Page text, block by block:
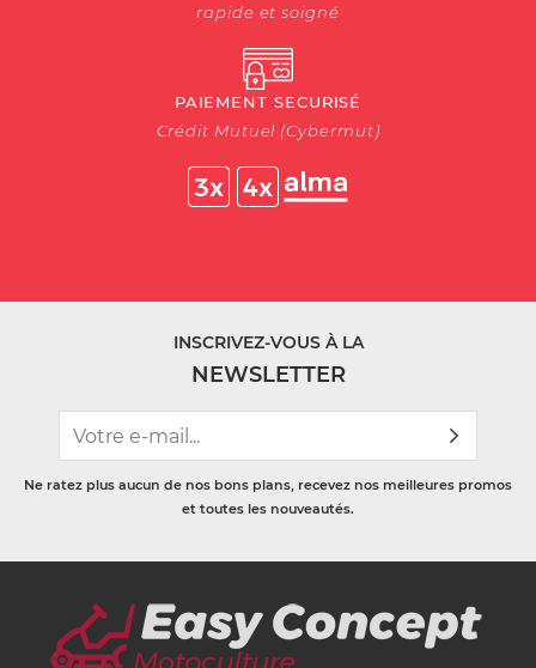
rapide et soigné
PAIEMENT SECURISÉ
Crédit Mutuel (Cybermut)
INSCRIVEZ-VOUS À LA
NEWSLETTER
Ne ratez plus aucun de nos bons plans, recevez nos meilleures promos
et toutes les nouveautés.